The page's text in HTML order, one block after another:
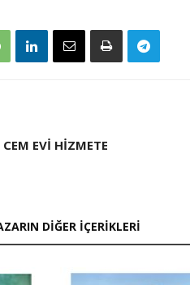
EVİ HİZMETE
DIĞER İÇERIKLERI